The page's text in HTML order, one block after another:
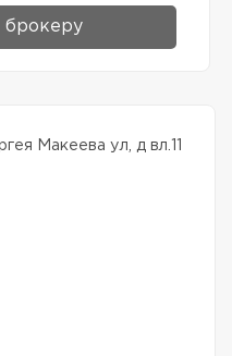
брокеру
Макеева ул, д вл.11